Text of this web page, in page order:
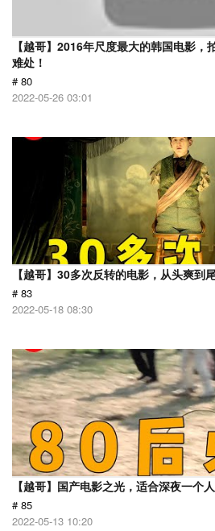
【越哥】2016年尺度最大的韩国电影
难处！
# 80
2022-05-26 03:01
【越哥】30多次反转的电影，从头爽到
# 83
2022-05-18 08:30
【越哥】国产电影之光，适合深夜一个
# 85
2022-05-13 10:20